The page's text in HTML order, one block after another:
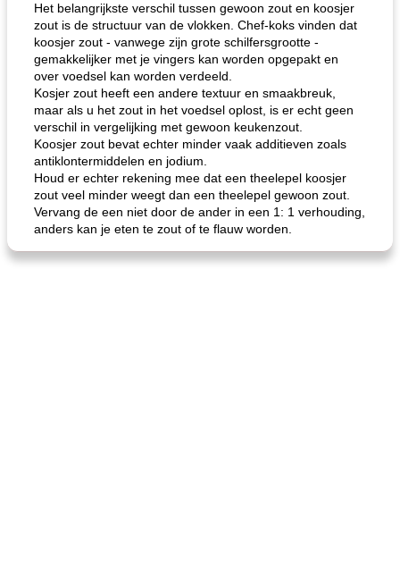
de jamcake van Georgië tennessee blauwe kaasperen kip
Het belangrijkste verschil tussen gewoon zout en koosjer
zout is de structuur van de vlokken. Chef-koks vinden dat
koosjer zout - vanwege zijn grote schilfersgrootte -
gemakkelijker met je vingers kan worden opgepakt en
over voedsel kan worden verdeeld.
Kosjer zout heeft een andere textuur en smaakbreuk,
maar als u het zout in het voedsel oplost, is er echt geen
verschil in vergelijking met gewoon keukenzout.
Koosjer zout bevat echter minder vaak additieven zoals
antiklontermiddelen en jodium.
Houd er echter rekening mee dat een theelepel koosjer
zout veel minder weegt dan een theelepel gewoon zout.
Vervang de een niet door de ander in een 1: 1 verhouding,
anders kan je eten te zout of te flauw worden.